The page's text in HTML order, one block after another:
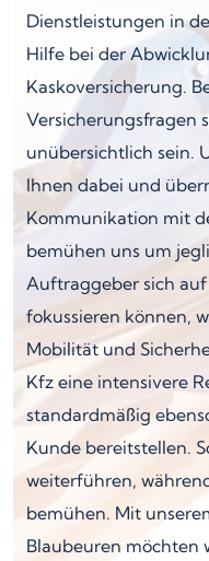
Dienstleistungen in
Hilfe bei der
Kaskoversicherung.
Versicherungsfragen
unübersichtlich sein.
Ihnen dabei und
Kommunikation mit
bemühen uns um
Auftraggeber sich
fokussieren können,
Mobilität und
Kfz eine intensivere
standardmäßig
Kunde bereitstellen.
weiterführen,
bemühen. Mit
Blaubeuren möchten